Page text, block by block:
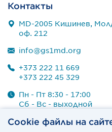
Cookie файлы на
Контакты
MD-2005 Кишинев,
оф. 212
info@gs1md.org
+373 222 11 669
+373 222 45 329
Пн - Пт 8:30 - 17:00
Сб - Вс - выходной